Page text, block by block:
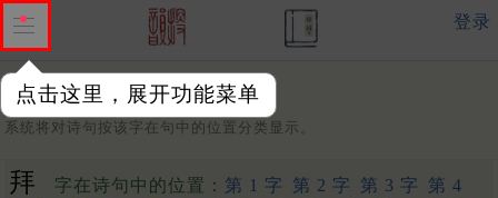
点击这里，展开功能菜单
登录
字：
系统将对诗句按该字在句中的位置分类显示。
拜 字在诗句中的位置： 第 1 字 第 2 字 第 3 字
第 4